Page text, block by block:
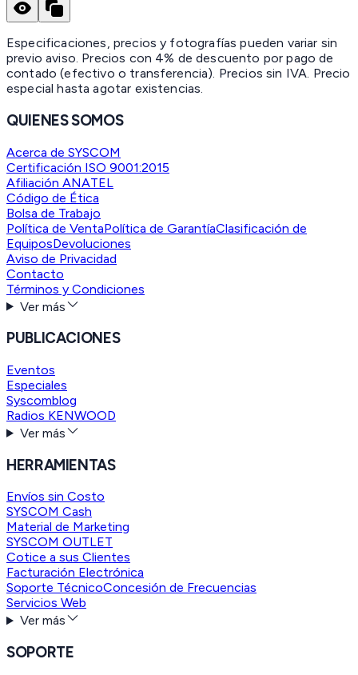
Especificaciones, precios y fotografías pueden variar sin
previo aviso. Precios con 4% de descuento por pago de
contado (efectivo o transferencia). Precios sin IVA. Precio
especial hasta agotar existencias.
QUIENES SOMOS
Acerca de SYSCOM
Certificación ISO 9001:2015
Afiliación ANATEL
Código de Ética
Bolsa de Trabajo
Política de VentaPolítica de GarantíaClasificación de
EquiposDevoluciones
Aviso de Privacidad
Contacto
Términos y Condiciones
Ver más
PUBLICACIONES
Eventos
Especiales
Syscomblog
Radios KENWOOD
Ver más
HERRAMIENTAS
Envíos sin Costo
SYSCOM Cash
Material de Marketing
SYSCOM OUTLET
Cotice a sus Clientes
Facturación Electrónica
Soporte TécnicoConcesión de Frecuencias
Servicios Web
Ver más
SOPORTE